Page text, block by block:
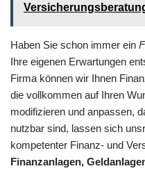
Haben Sie schon immer ein
Ihre eigenen Erwartungen
Firma können wir Ihnen
die vollkommen auf Ihren
modifizieren und anpassen,
nutzbar sind, lassen sich
kompetenter Finanz- und
Finanzanlagen,